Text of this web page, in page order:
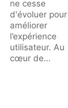
ne cesse
d'évoluer pour
améliorer
l’expérience
utilisateur. Au
cœur de…